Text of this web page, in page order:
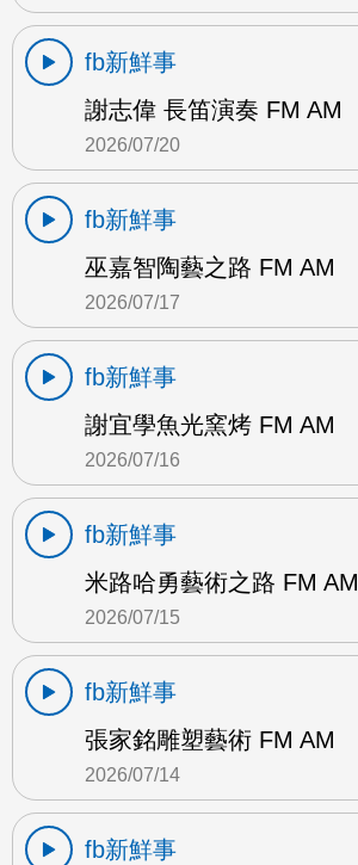
fb新鮮事
謝志偉 長笛演奏 FM AM
2026/07/20
fb新鮮事
巫嘉智陶藝之路 FM AM
2026/07/17
fb新鮮事
謝宜學魚光窯烤 FM AM
2026/07/16
fb新鮮事
米路哈勇藝術之路 FM AM
2026/07/15
fb新鮮事
張家銘雕塑藝術 FM AM
2026/07/14
fb新鮮事